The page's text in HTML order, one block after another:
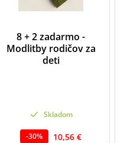
8 + 2 zadarmo -
Modlitby rodičov za
deti
Skladom
-30% 10,56 €